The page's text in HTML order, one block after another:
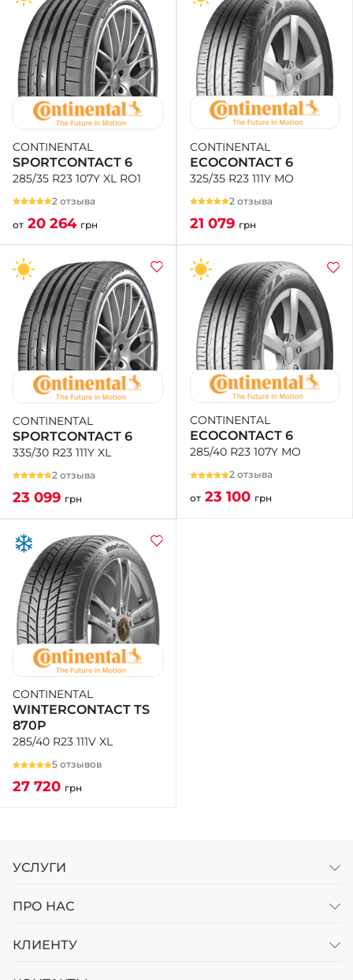
CONTINENTAL
SPORTCONTACT 6
285/35 R23 107Y XL RO1
2 отзыва
от 20 264 грн
CONTINENTAL
ECOCONTACT 6
325/35 R23 111Y MO
2 отзыва
21 079 грн
CONTINENTAL
SPORTCONTACT 6
335/30 R23 111Y XL
2 отзыва
23 099 грн
CONTINENTAL
ECOCONTACT 6
285/40 R23 107Y MO
2 отзыва
от 23 100 грн
CONTINENTAL
WINTERCONTACT TS
870P
285/40 R23 111V XL
5 отзывов
27 720 грн
УСЛУГИ
ПРО НАС
КЛИЕНТУ